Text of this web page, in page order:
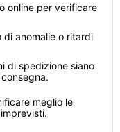
online per verificare
di anomalie o ritardi
di spedizione siano
meglio le